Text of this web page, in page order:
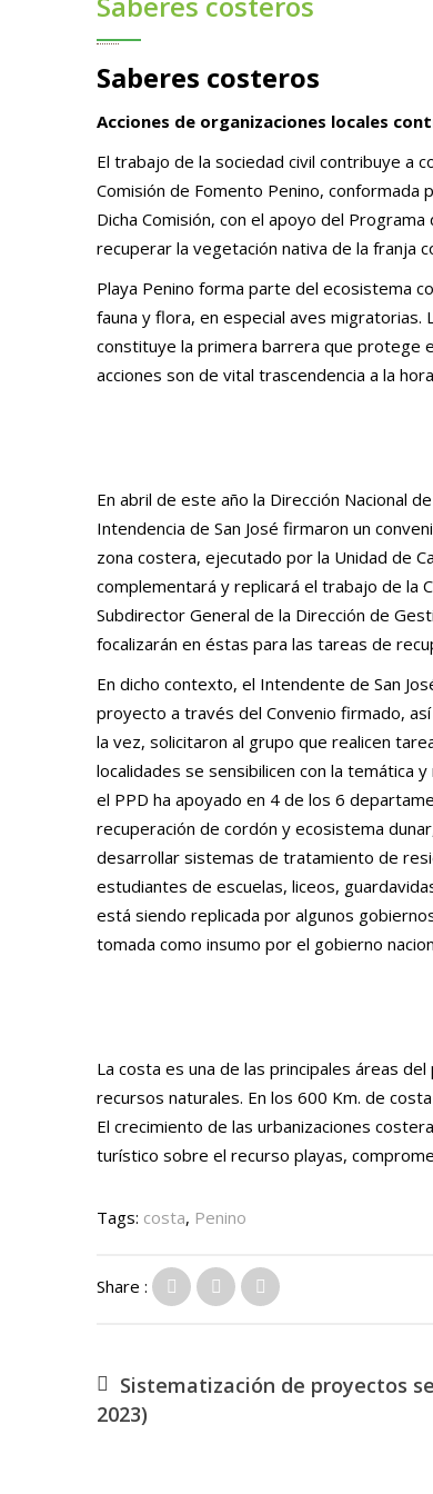
Saberes costeros
Acciones de organizaciones locales
El trabajo de la sociedad civil contribuye a
Comisión de Fomento Penino, conformada
Dicha Comisión, con el apoyo del
recuperar la vegetación nativa de la franja
Playa Penino forma parte del ecosistema
fauna y flora, en especial aves
constituye la primera barrera que protege
acciones son de vital trascendencia a la
En abril de este año la Dirección Nacional
Intendencia de San José firmaron un
zona costera, ejecutado por la Unidad de
complementará y replicará el trabajo de la
Subdirector General de la Dirección de
focalizarán en éstas para las tareas de
En dicho contexto, el Intendente de San
proyecto a través del Convenio firmado,
la vez, solicitaron al grupo que realicen
localidades se sensibilicen con la temática
el PPD ha apoyado en 4 de los 6
recuperación de cordón y ecosistema
desarrollar sistemas de tratamiento de
estudiantes de escuelas, liceos,
está siendo replicada por algunos
tomada como insumo por el gobierno
La costa es una de las principales áreas
recursos naturales. En los 600 Km. de
El crecimiento de las urbanizaciones
turístico sobre el recurso playas,
Tags: costa, Penino
Share :
Sistematización de proyectos
2023)